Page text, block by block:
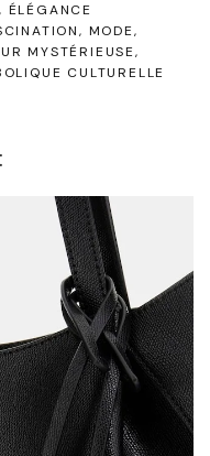
ÉLÉGANCE
MODE
MYSTÉRIEUSE
CULTURELLE